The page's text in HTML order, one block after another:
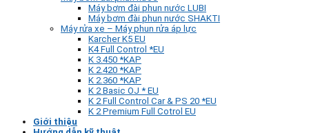
Máy bơm đài phun nước LUBI
Máy bơm đài phun nước SHAKTI
Máy rửa xe – Máy phun rửa áp lực
Karcher K5 EU
K4 Full Control *EU
K 3.450 *KAP
K 2.420 *KAP
K 2.360 *KAP
K 2 Basic OJ * EU
K 2 Full Control Car & PS 20 *EU
K 2 Premium Full Cotrol EU
Giới thiệu